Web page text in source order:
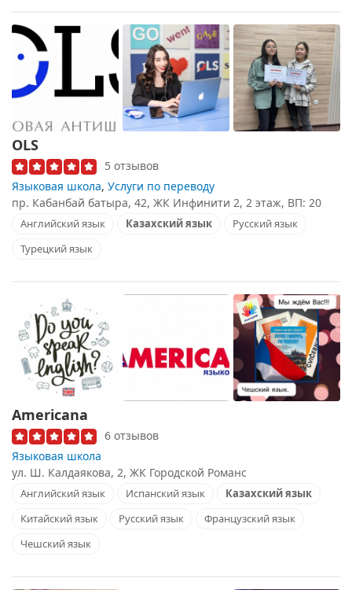
OLS
5 отзывов
Языковая школа, Услуги по переводу
пр. Кабанбай батыра, 42, ЖК Инфинити 2, 2 этаж, ВП: 20
Английский язык Казахский язык
Русский язык
Турецкий язык
Americana
6 отзывов
Языковая школа
ул. Ш. Калдаякова, 2, ЖК Городской Романс
Английский язык Испанский язык
Казахский язык
Китайский язык
Русский язык
Французский язык
Чешский язык